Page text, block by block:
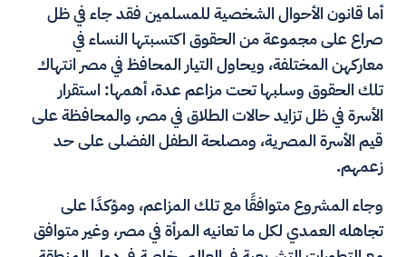
أما قانون الأحوال الشخصية للمسلمين فقد جاء في ظل
صراع على مجموعة من الحقوق اكتسبتها النساء في
معاركهن المختلفة، ويحاول التيار المحافظ في مصر انتهاك
تلك الحقوق وسلبها تحت مزاعم عدة، أهمها: استقرار
الأسرة في ظل تزايد حالات الطلاق في مصر، والمحافظة على
قيم الأسرة المصرية، ومصلحة الطفل الفضلى على حد
زعمهم.
وجاء المشروع متوافقًا مع تلك المزاعم، ومؤكدًا على
تجاهله العمدي لكل ما تعانيه المرأة في مصر، وغير متوافق